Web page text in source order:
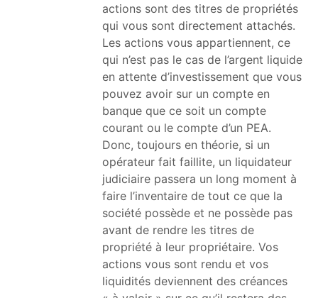
actions sont des titres de propriétés
qui vous sont directement attachés.
Les actions vous appartiennent, ce
qui n’est pas le cas de l’argent liquide
en attente d’investissement que vous
pouvez avoir sur un compte en
banque que ce soit un compte
courant ou le compte d’un PEA.
Donc, toujours en théorie, si un
opérateur fait faillite, un liquidateur
judiciaire passera un long moment à
faire l’inventaire de tout ce que la
société possède et ne possède pas
avant de rendre les titres de
propriété à leur propriétaire. Vos
actions vous sont rendu et vos
liquidités deviennent des créances